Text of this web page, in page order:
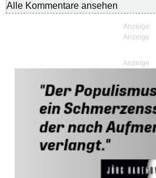
Alle Kommentare ansehen
Anzeige